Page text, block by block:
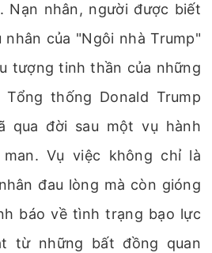
Nạn nhân, người được biết
của "Ngôi nhà Trump"
tượng tinh thần của những
thống Donald Trump
qua đời sau một vụ hành
Vụ việc không chỉ là
đau lòng mà còn gióng
báo về tình trạng bạo lực
từ những bất đồng quan